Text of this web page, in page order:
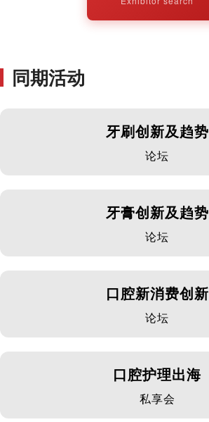
同期活动
牙刷创新及趋势
论坛
牙膏创新及趋势
论坛
口腔新消费创新
论坛
口腔护理出海
私享会